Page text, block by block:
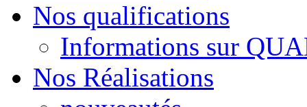
Nos qualifications
Informations sur
Nos Réalisations